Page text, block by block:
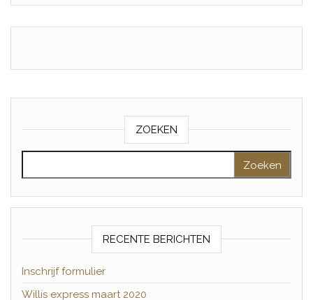
ZOEKEN
RECENTE BERICHTEN
Inschrijf formulier
Willis express maart 2020